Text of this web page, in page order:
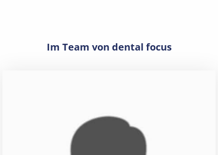
Im Team von dental focus